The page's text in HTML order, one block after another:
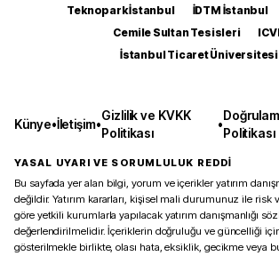
Teknopark İstanbul
İDTM İstanbul
Cemile Sultan Tesisleri
İstanbul Ticaret Üniversitesi
Künye•İletişim•
Gizlilik ve KVKK
Politikası
•
Politikası
YASAL UYARI VE SORUMLULUK REDDİ
Bu sayfada yer alan bilgi, yorum ve içerikler yatırım
değildir. Yatırım kararları, kişisel mali durumunuz ile
göre yetkili kurumlarla yapılacak yatırım danışmanlığı
değerlendirilmelidir. İçeriklerin doğruluğu ve güncelliği
gösterilmekle birlikte, olası hata, eksiklik, gecikme veya